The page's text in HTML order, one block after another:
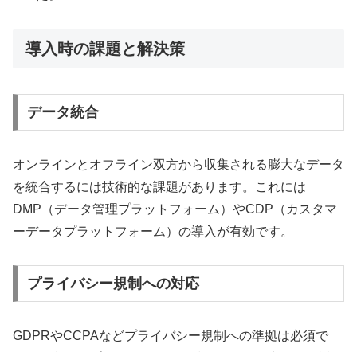
導入時の課題と解決策
データ統合
オンラインとオフライン双方から収集される膨大なデータ
を統合するには技術的な課題があります。これには
DMP（データ管理プラットフォーム）やCDP（カスタマ
ーデータプラットフォーム）の導入が有効です。
プライバシー規制への対応
GDPRやCCPAなどプライバシー規制への準拠は必須で